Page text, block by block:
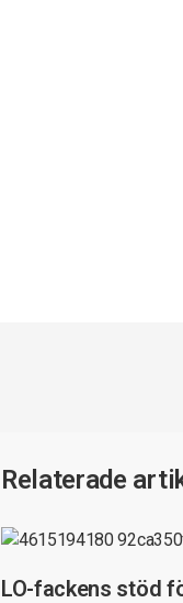
Relaterade
LO-fackens stöd